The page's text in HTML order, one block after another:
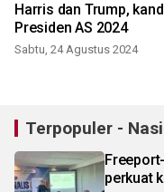
Harris dan Trump,
Presiden AS 2024
Sabtu, 24 Agustus 2024
Terpopuler -
perkuat